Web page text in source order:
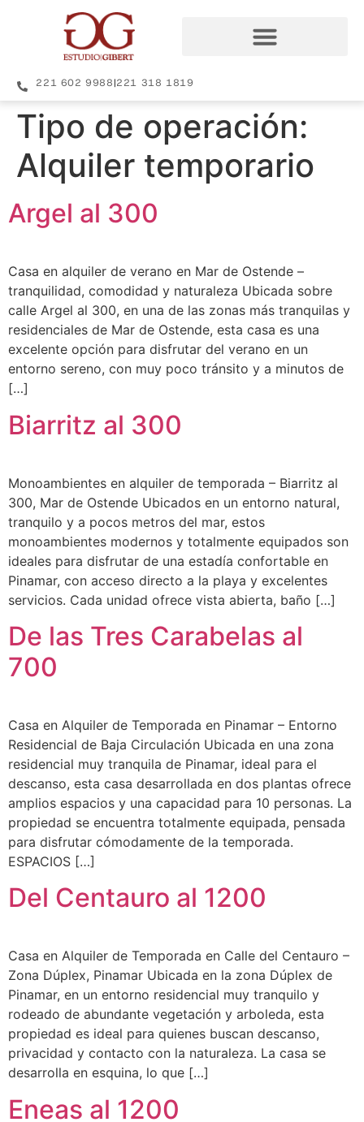
221 602 9988|221 318 1819
Tipo de operación:
Alquiler temporario
Argel al 300
Casa en alquiler de verano en Mar de Ostende –
tranquilidad, comodidad y naturaleza Ubicada sobre
calle Argel al 300, en una de las zonas más tranquilas y
residenciales de Mar de Ostende, esta casa es una
excelente opción para disfrutar del verano en un
entorno sereno, con muy poco tránsito y a minutos de
[…]
Biarritz al 300
Monoambientes en alquiler de temporada – Biarritz al
300, Mar de Ostende Ubicados en un entorno natural,
tranquilo y a pocos metros del mar, estos
monoambientes modernos y totalmente equipados son
ideales para disfrutar de una estadía confortable en
Pinamar, con acceso directo a la playa y excelentes
servicios. Cada unidad ofrece vista abierta, baño […]
De las Tres Carabelas al
700
Casa en Alquiler de Temporada en Pinamar – Entorno
Residencial de Baja Circulación Ubicada en una zona
residencial muy tranquila de Pinamar, ideal para el
descanso, esta casa desarrollada en dos plantas ofrece
amplios espacios y una capacidad para 10 personas. La
propiedad se encuentra totalmente equipada, pensada
para disfrutar cómodamente de la temporada.
ESPACIOS […]
Del Centauro al 1200
Casa en Alquiler de Temporada en Calle del Centauro –
Zona Dúplex, Pinamar Ubicada en la zona Dúplex de
Pinamar, en un entorno residencial muy tranquilo y
rodeado de abundante vegetación y arboleda, esta
propiedad es ideal para quienes buscan descanso,
privacidad y contacto con la naturaleza. La casa se
desarrolla en esquina, lo que […]
Eneas al 1200